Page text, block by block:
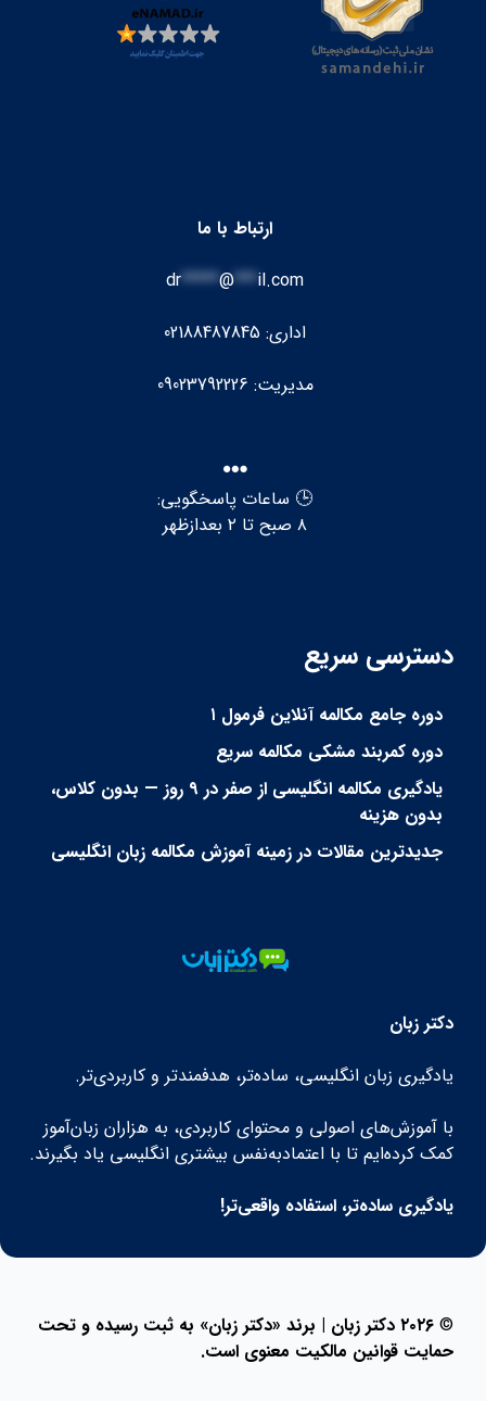
ارتباط با ما
dr*****@***il.com
اداری: 02188487845
مدیریت: 09023792226
🕒 ساعات پاسخگویی:
۸ صبح تا ۲ بعدازظهر
دسترسی سریع
دوره جامع مکالمه آنلاین فرمول ۱
دوره کمربند مشکی مکالمه سریع
یادگیری مکالمه انگلیسی از صفر در ۹ روز — بدون کلاس،
بدون هزینه
جدیدترین مقالات در زمینه آموزش مکالمه زبان انگلیسی
دکتر زبان
یادگیری زبان انگلیسی، ساده‌تر، هدفمندتر و کاربردی‌تر.
با آموزش‌های اصولی و محتوای کاربردی، به هزاران زبان‌آموز
کمک کرده‌ایم تا با اعتمادبه‌نفس بیشتری انگلیسی یاد بگیرند.
یادگیری ساده‌تر، استفاده واقعی‌تر!
©
۲۰۲۶ دکتر زبان | برند «دکتر زبان» به ثبت رسیده و تحت
حمایت قوانین مالکیت معنوی است.